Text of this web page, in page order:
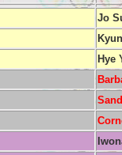
Jo
Hye